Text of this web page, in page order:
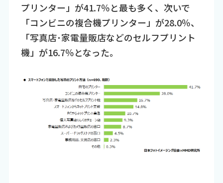
プリンター」が41.7％と最も多く、次いで
「コンビニの複合機プリンター」が28.0％、
「写真店･家電量販店などのセルフプリント
機」が16.7％となった。